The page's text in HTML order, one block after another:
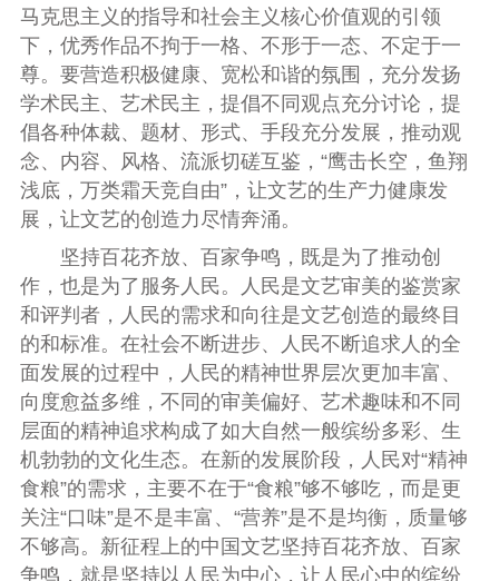
马克思主义的指导和社会主义核心价值观的引领
下，优秀作品不拘于一格、不形于一态、不定于一
尊。要营造积极健康、宽松和谐的氛围，充分发扬
学术民主、艺术民主，提倡不同观点充分讨论，提
倡各种体裁、题材、形式、手段充分发展，推动观
念、内容、风格、流派切磋互鉴，“鹰击长空，鱼翔
浅底，万类霜天竞自由”，让文艺的生产力健康发
展，让文艺的创造力尽情奔涌。
坚持百花齐放、百家争鸣，既是为了推动创
作，也是为了服务人民。人民是文艺审美的鉴赏家
和评判者，人民的需求和向往是文艺创造的最终目
的和标准。在社会不断进步、人民不断追求人的全
面发展的过程中，人民的精神世界层次更加丰富、
向度愈益多维，不同的审美偏好、艺术趣味和不同
层面的精神追求构成了如大自然一般缤纷多彩、生
机勃勃的文化生态。在新的发展阶段，人民对“精神
食粮”的需求，主要不在于“食粮”够不够吃，而是更
关注“口味”是不是丰富、“营养”是不是均衡，质量够
不够高。新征程上的中国文艺坚持百花齐放、百家
争鸣，就是坚持以人民为中心，让人民心中的缤纷